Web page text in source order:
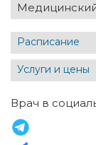
Расписание
Услуги и цены
Врач в